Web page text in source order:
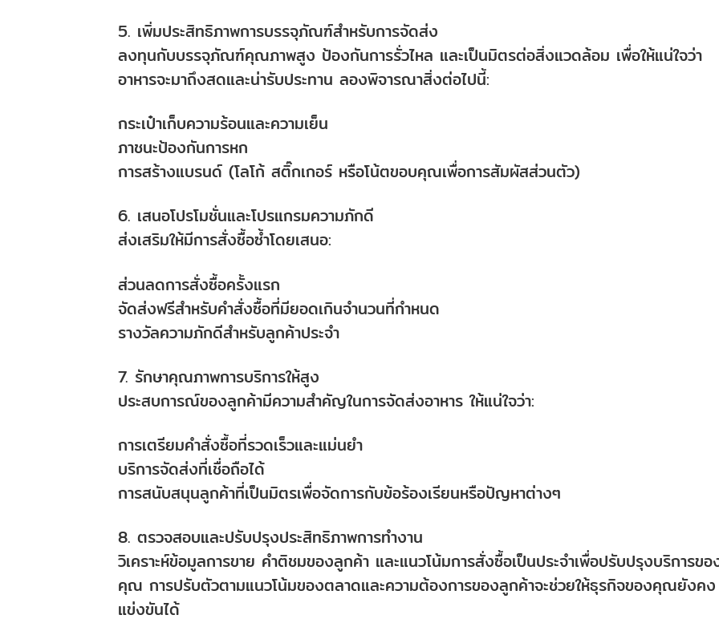
5. เพิ่มประสิทธิภาพการบรรจุภัณฑ์สำหรับการจัดส่ง
ลงทุนกับบรรจุภัณฑ์คุณภาพสูง ป้องกันการรั่วไหล และเป็นมิตรต่อสิ่งแวดล้อม เพื่อให้แน่ใจว่า
อาหารจะมาถึงสดและน่ารับประทาน ลองพิจารณาสิ่งต่อไปนี้:
กระเป๋าเก็บความร้อนและความเย็น
ภาชนะป้องกันการหก
การสร้างแบรนด์ (โลโก้ สติ๊กเกอร์ หรือโน้ตขอบคุณเพื่อการสัมผัสส่วนตัว)
6. เสนอโปรโมชั่นและโปรแกรมความภักดี
ส่งเสริมให้มีการสั่งซื้อซ้ำโดยเสนอ:
ส่วนลดการสั่งซื้อครั้งแรก
จัดส่งฟรีสำหรับคำสั่งซื้อที่มียอดเกินจำนวนที่กำหนด
รางวัลความภักดีสำหรับลูกค้าประจำ
7. รักษาคุณภาพการบริการให้สูง
ประสบการณ์ของลูกค้ามีความสำคัญในการจัดส่งอาหาร ให้แน่ใจว่า:
การเตรียมคำสั่งซื้อที่รวดเร็วและแม่นยำ
บริการจัดส่งที่เชื่อถือได้
การสนับสนุนลูกค้าที่เป็นมิตรเพื่อจัดการกับข้อร้องเรียนหรือปัญหาต่างๆ
8. ตรวจสอบและปรับปรุงประสิทธิภาพการทำงาน
วิเคราะห์ข้อมูลการขาย คำติชมของลูกค้า และแนวโน้มการสั่งซื้อเป็นประจำเพื่อปรับปรุงบริการขอ
คุณ การปรับตัวตามแนวโน้มของตลาดและความต้องการของลูกค้าจะช่วยให้ธุรกิจของคุณยังคง
แข่งขันได้